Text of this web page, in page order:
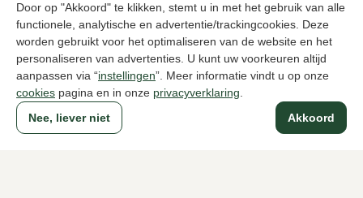
Door op "Akkoord" te klikken, stemt u in met het gebruik van alle
functionele, analytische en advertentie/trackingcookies. Deze
worden gebruikt voor het optimaliseren van de website en het
personaliseren van advertenties. U kunt uw voorkeuren altijd
aanpassen via “instellingen”. Meer informatie vindt u op onze
cookies pagina en in onze privacyverklaring
Akkoord
Nee, liever niet
Voor dames Voor heren
Over Klijsen
Over ons
Vacatures
Klantenservice
Maten
Ruilen & retourneren
Inloggen / Account